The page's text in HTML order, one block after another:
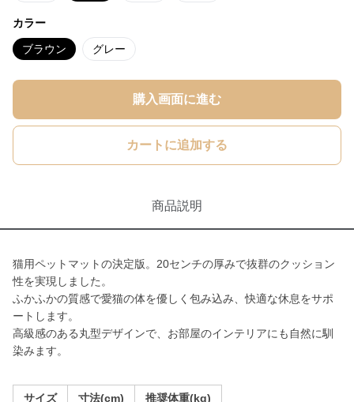
カラー
ブラウン グレー
購入画面に進む
カートに追加する
商品説明
猫用ペットマットの決定版。20センチの厚みで抜群のクッション
性を実現しました。
ふかふかの質感で愛猫の体を優しく包み込み、快適な休息をサポ
ートします。
高級感のある丸型デザインで、お部屋のインテリアにも自然に馴
染みます。
サイズ 寸法(cm) 推奨体重(kg)